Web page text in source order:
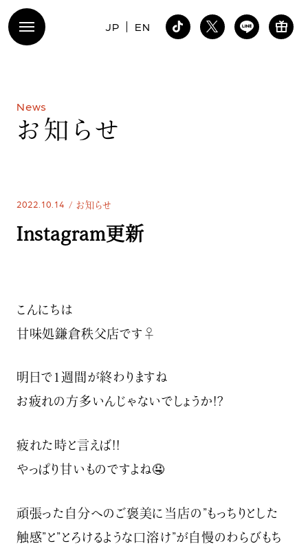
JP EN
News
お 知 ら せ
2022.10.14 お知らせ
Instagram更新
こんにちは
甘味処鎌倉秩父店です‍♀️
明日で1週間が終わりますね
お疲れの方多いんじゃないでしょうか!?‍
疲れた時と言えば!!
やっぱり甘いものですよね🤤
頑張った自分へのご褒美に当店の”もっちりとした
触感”と”とろけるような口溶け”が自慢のわらびもち